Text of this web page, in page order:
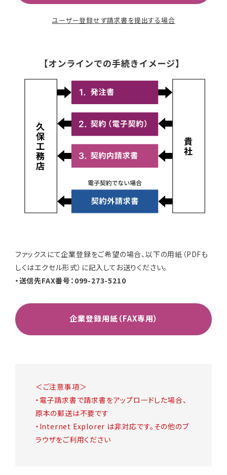
ユーザー登録せず請求書を提出する場合
ファックスにて企業登録をご希望の場合、以下の用紙（PDFも
しくはエクセル形式）に記入してお送りください。
・送信先FAX番号：099-273-5210
企業登録用紙（FAX専用）
＜ご注意事項＞
・電子請求書で請求書をアップロードした場合、
原本の郵送は不要です
・Internet Explorer は非対応です。その他のブ
ラウザをご利用ください